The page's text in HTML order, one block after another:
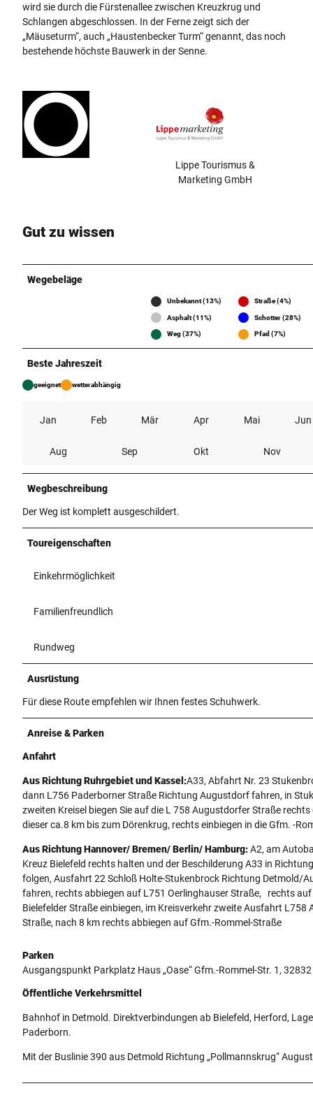
wird sie durch die Fürstenallee zwischen Kreuzkrug und
Schlangen abgeschlossen. In der Ferne zeigt sich der
„Mäuseturm“, auch „Haustenbecker Turm“ genannt, das noch
bestehende höchste Bauwerk in der Senne.
Lippe Tourismus &
Marketing GmbH
Gut zu wissen
Wegebeläge
Unbekannt (13%) Straße (4%)
Asphalt (11%) Schotter (28%)
Weg (37%) Pfad (7%)
Beste Jahreszeit
geeignet wetterabhängig
Jan Feb Mär Apr Mai Jun
Aug Sep Okt Nov
Wegbeschreibung
Der Weg ist komplett ausgeschildert.
Toureigenschaften
Einkehrmöglichkeit
Familienfreundlich
Rundweg
Ausrüstung
Für diese Route empfehlen wir Ihnen festes Schuhwerk.
Anreise & Parken
Anfahrt
Aus Richtung Ruhrgebiet und Kassel:A33, Abfahrt Nr. 23
dann L756 Paderborner Straße Richtung Augustdorf fahren, in
zweiten Kreisel biegen Sie auf die L 758 Augustdorfer Straße
dieser ca.8 km bis zum Dörenkrug, rechts einbiegen in die Gfm. -
Aus Richtung Hannover/ Bremen/ Berlin/ Hamburg:A2, am
Kreuz Bielefeld rechts halten und der Beschilderung A33 in
folgen, Ausfahrt 22 Schloß Holte-Stukenbrock Richtung Detmold/
fahren, rechts abbiegen auf L751 Oerlinghauser Straße, rechts
Bielefelder Straße einbiegen, im Kreisverkehr zweite Ausfahrt L758
Straße, nach 8 km rechts abbiegen auf Gfm.-Rommel-Straße
Parken
Ausgangspunkt Parkplatz Haus „Oase“ Gfm.-Rommel-Str. 1,
Öffentliche Verkehrsmittel
Bahnhof in Detmold. Direktverbindungen ab Bielefeld, Herford,
Paderborn.
Mit der Buslinie 390 aus Detmold Richtung „Pollmannskrug“